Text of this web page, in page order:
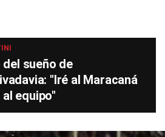
del sueño de
"Iré al Maracaná
equipo"